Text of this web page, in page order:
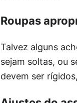
Roupas
Talvez alguns
sejam soltas, ou
devem ser